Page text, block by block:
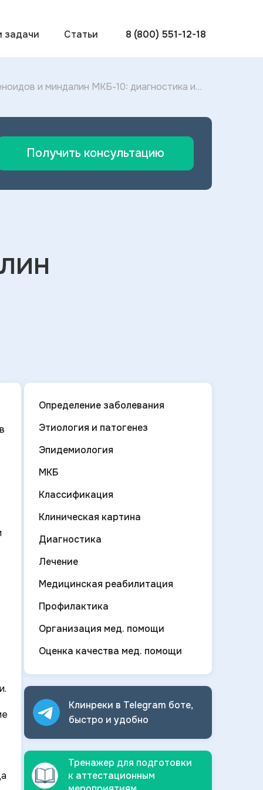
задачи Статьи 8 (800) 551-12-18
и миндалин МКБ-10: диагностика и
Получить консультацию
Определение заболевания
Этиология и патогенез
Эпидемиология
МКБ
Классификация
Клиническая картина
Диагностика
Лечение
Медицинская реабилитация
Профилактика
Организация мед. помощи
Оценка качества мед. помощи
Клинреки в Telegram боте,
быстро и удобно
Тренажер для подготовки
к аттестационным